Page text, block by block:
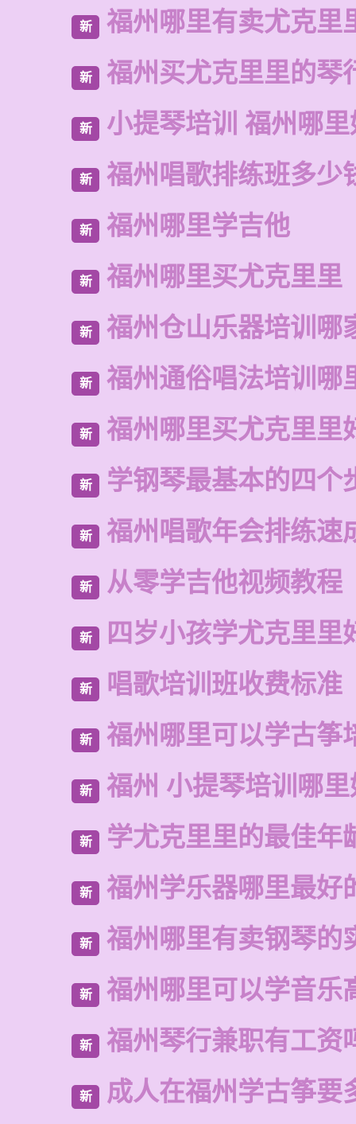
新 福州哪里有卖尤克里
新 福州买尤克里里的琴
新 小提琴培训 福州哪
新 福州唱歌排练班多少
新 福州哪里学吉他
新 福州哪里买尤克里里
新 福州仓山乐器培训哪
新 福州通俗唱法培训哪
新 福州哪里买尤克里里
新 学钢琴最基本的四个
新 福州唱歌年会排练速
新 从零学吉他视频教程
新 四岁小孩学尤克里里
新 唱歌培训班收费标准
新 福州哪里可以学古筝
新 福州 小提琴培训哪里
新 学尤克里里的最佳年
新 福州学乐器哪里最好
新 福州哪里有卖钢琴的
新 福州哪里可以学音乐
新 福州琴行兼职有工资
新 成人在福州学古筝要